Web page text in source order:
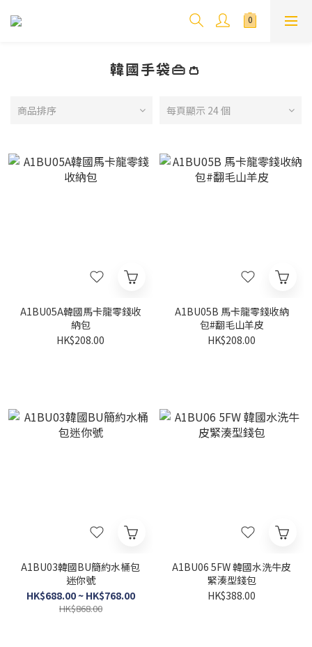
韓國手袋👜👛
商品排序 每頁顯示 24 個
A1BU05A韓國馬卡龍零錢收
納包
HK$208.00
A1BU05B 馬卡龍零錢收納
包#翻毛山羊皮
HK$208.00
A1BU03韓國BU簡約水桶包
迷你號
HK$688.00 ~ HK$768.00
HK$868.00
A1BU06 5FW 韓國水洗牛皮
緊湊型錢包
HK$388.00